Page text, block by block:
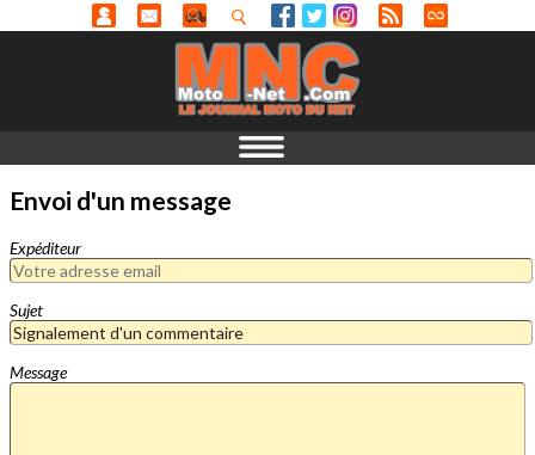
Envoi d'un message
Expéditeur
Sujet
Message